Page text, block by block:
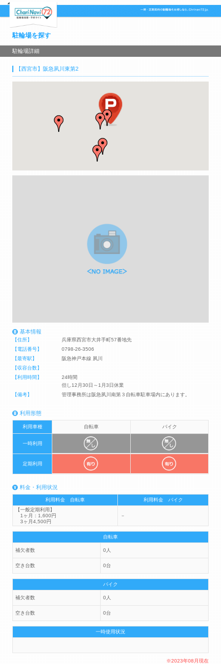
駐輪場を探す
駐輪場詳細
【西宮市】阪急夙川東第2
基本情報
【住所】
兵庫県西宮市大井手町57番地先
【電話番号】
0798-26-3506
【最寄駅】
阪急神戸本線 夙川
【収容台数】
【利用時間】
24時間
但し12月30日～1月3日休業
【備考】
管理事務所は阪急夙川南第３自転車駐車場内にあります。
利用形態
利用車種 自転車 バイク
一時利用
定期利用
料金・利用状況
利用料金 自転車
利用料金 バイク
【一般定期利用】
1ヶ月：1,600円
3ヶ月4,500円
－
自転車
補欠者数 0人
空き台数 0台
バイク
補欠者数 0人
空き台数 0台
一時使用状況
※2023年08月現在